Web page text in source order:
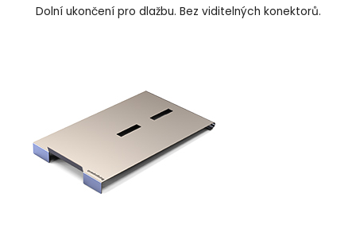
Dolní ukončení pro dlažbu. Bez viditelných konektorů.